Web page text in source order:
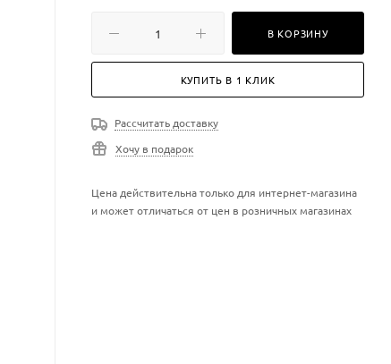
В КОРЗИНУ
КУПИТЬ В 1 КЛИК
Рассчитать доставку
Хочу в подарок
Цена действительна только для интернет-магазина
и может отличаться от цен в розничных магазинах